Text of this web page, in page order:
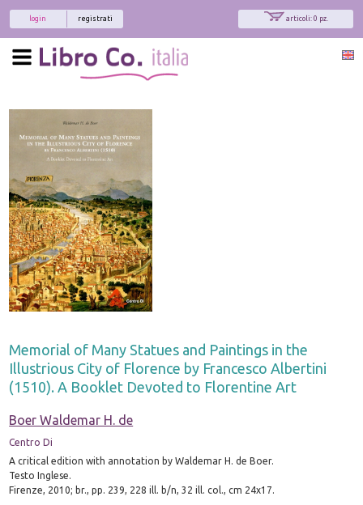
articoli: 0 pz.
registrati
login
Memorial of Many Statues and Paintings in the
Illustrious City of Florence by Francesco Albertini
(1510). A Booklet Devoted to Florentine Art
Boer Waldemar H. de
Centro Di
A critical edition with annotation by Waldemar H. de Boer.
Testo Inglese.
Firenze, 2010; br., pp. 239, 228 ill. b/n, 32 ill. col., cm 24x17.